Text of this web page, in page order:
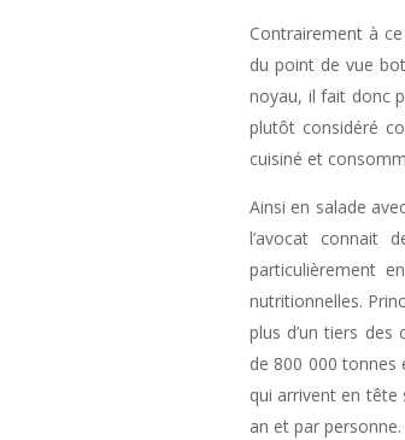
Contrairement à
du point de vue
noyau, il fait donc
plutôt considéré
cuisiné et
Ainsi en salade
l’avocat connait
particulièrement
nutritionnelles.
plus d’un tiers
de 800 000 tonnes
qui arrivent en tête
an et par personne.